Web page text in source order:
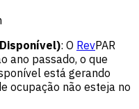
: O RevPAR
ano passado, o que
está gerando
ocupação não esteja no